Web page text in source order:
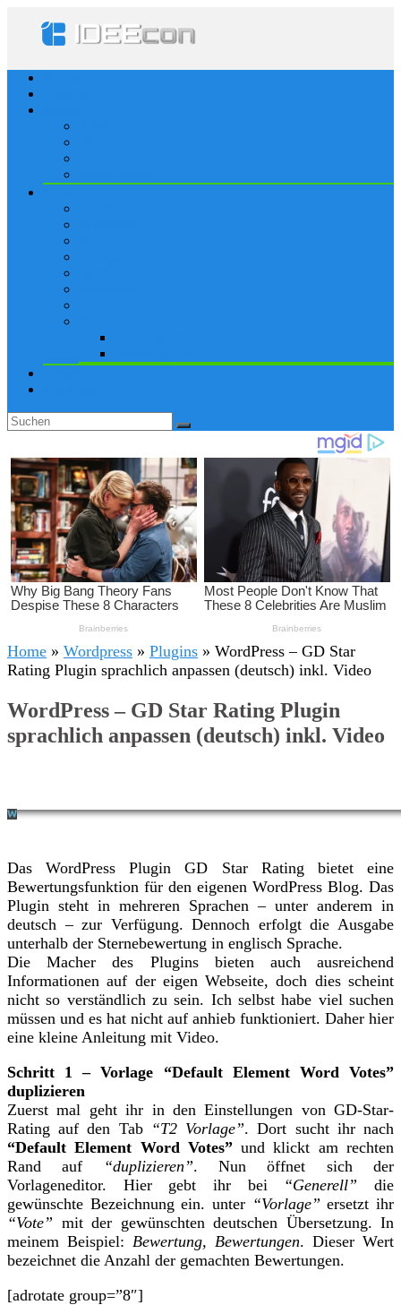
Home » Wordpress » Plugins » WordPress – GD Star
Rating Plugin sprachlich anpassen (deutsch) inkl. Video
WordPress – GD Star Rating Plugin
sprachlich anpassen (deutsch) inkl. Video
Das WordPress Plugin GD Star Rating bietet eine
Bewertungsfunktion für den eigenen WordPress Blog. Das
Plugin steht in mehreren Sprachen – unter anderem in
deutsch – zur Verfügung. Dennoch erfolgt die Ausgabe
unterhalb der Sternebewertung in englisch Sprache.
Die Macher des Plugins bieten auch ausreichend
Informationen auf der eigen Webseite, doch dies scheint
nicht so verständlich zu sein. Ich selbst habe viel suchen
müssen und es hat nicht auf anhieb funktioniert. Daher hier
eine kleine Anleitung mit Video.
Schritt 1 – Vorlage “Default Element Word Votes”
duplizieren
Zuerst mal geht ihr in den Einstellungen von GD-Star-
Rating auf den Tab “T2 Vorlage”. Dort sucht ihr nach
“Default Element Word Votes”und klickt am rechten
Rand auf
“duplizieren”. Nun öffnet sich der
Vorlageneditor. Hier gebt ihr bei “Generell” die
gewünschte Bezeichnung ein. unter “Vorlage” ersetzt ihr
“Vote” mit der gewünschten deutschen Übersetzung. In
meinem Beispiel: Bewertung, Bewertungen. Dieser Wert
bezeichnet die Anzahl der gemachten Bewertungen.
[adrotate group=”8″]